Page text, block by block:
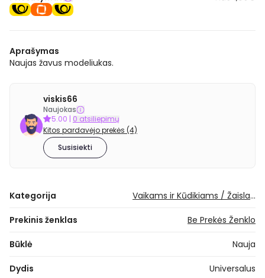
Aprašymas
Naujas žavus modeliukas.
viskis66
Naujokas
5.00 | 0 atsiliepimų
Kitos pardavėjo prekės (4)
Susisiekti
Kategorija Vaikams ir Kūdikiams / Žaislai / Lauko
Prekinis ženklas Be Prekės Ženklo
Būklė Nauja
Dydis Universalus